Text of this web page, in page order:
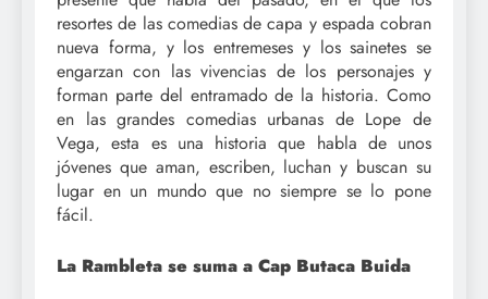
resortes de las comedias de capa y espada cobran
nueva forma, y los entremeses y los sainetes se
engarzan con las vivencias de los personajes y
forman parte del entramado de la historia. Como
en las grandes comedias urbanas de Lope de
Vega, esta es una historia que habla de unos
jóvenes que aman, escriben, luchan y buscan su
lugar en un mundo que no siempre se lo pone
fácil.
La Rambleta se suma a Cap Butaca Buida